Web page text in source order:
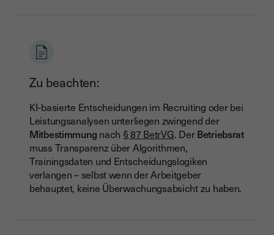
Zu beachten:
KI-basierte Entscheidungen im Recruiting oder bei
Leistungsanalysen unterliegen zwingend der
Mitbestimmung nach § 87 BetrVG. DerBetriebsrat
muss Transparenz über Algorithmen,
Trainingsdaten und Entscheidungslogiken
verlangen – selbst wenn der Arbeitgeber
behauptet, keine Überwachungsabsicht zu haben.